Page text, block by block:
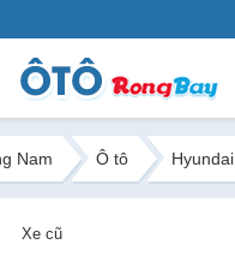
Nam Ô tô Hyundai
Xe cũ